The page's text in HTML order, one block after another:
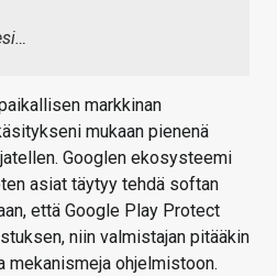
markkinan
mukaan pienenä
Googlen ekosysteemi
asiat täytyy tehdä softan
että Google Play Protect
niin valmistajan pitääkin
mekanismeja ohjelmistoon.